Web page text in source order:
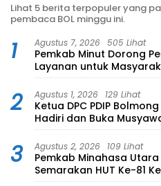
Lihat 5 berita terpopuler yang
pembaca BOL minggu ini.
1 Agustus 7, 2026 505 Lihat
Pemkab Minut Dorong
Layanan untuk
2 Agustus 1, 2026 129 Lihat
Ketua DPC PDIP
Hadiri dan Buka
Kecamatan Lolayan
3 Agustus 2, 2026 109 Lihat
Pemkab Minahasa
Semarakan HUT Ke-81